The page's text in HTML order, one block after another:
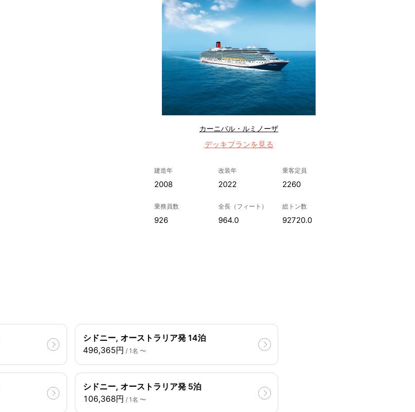
カーニバル・ルミノーザ
デッキプランを見る
建造年
2008
改装年
2022
乗客定員
2260
乗務員数
926
全長（フィート）
964.0
総トン数
92720.0
シドニー, オーストラリア発 14泊
496,365円 / 1名 〜
シドニー, オーストラリア発 5泊
106,368円 / 1名 〜